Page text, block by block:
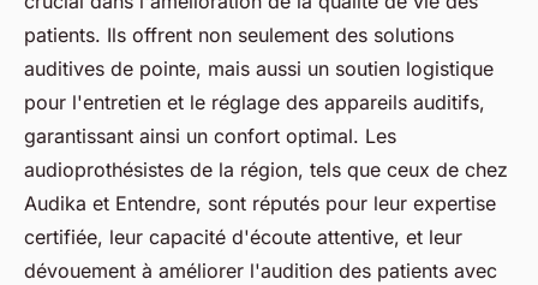
patients. Ils offrent non seulement des solutions
auditives de pointe, mais aussi un soutien logistique
pour l'entretien et le réglage des appareils auditifs,
garantissant ainsi un confort optimal. Les
audioprothésistes de la région, tels que ceux de chez
Audika et Entendre, sont réputés pour leur expertise
certifiée, leur capacité d'écoute attentive, et leur
dévouement à améliorer l'audition des patients avec